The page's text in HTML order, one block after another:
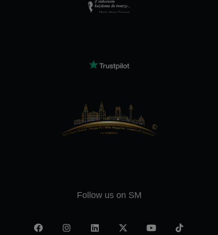
Follow us on SM
FacebookInstagramLinkedIn YouTubeTikTok